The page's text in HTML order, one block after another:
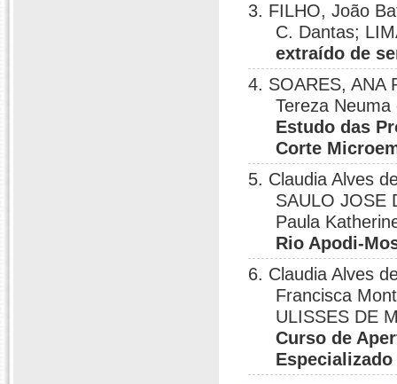
3. FILHO, João
C. Dantas;
extraído de
4. SOARES, ANA
Tereza
Estudo das
Corte
5. Claudia Alves
SAULO JOSE
Paula
Rio Apodi-
6. Claudia Alves
Francisca
ULISSES DE
Curso de